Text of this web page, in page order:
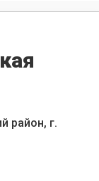
район, г.